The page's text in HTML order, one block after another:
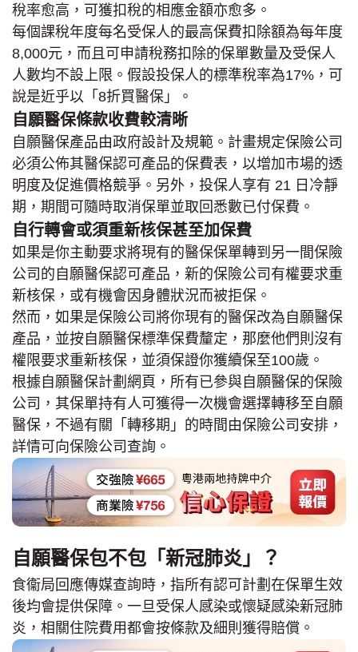
稅率愈高，可獲扣稅的相應金額亦愈多。
每個課稅年度每名受保人的最高保費扣除額為每年度
8,000元，而且可申請稅務扣除的保單數量及受保人
人數均不設上限。假設投保人的標準稅率為17%，可
說是近乎以「8折買醫保」。
自願醫保條款收費較清晰
自願醫保產品由政府設計及規範。計畫規定保險公司
必須公佈其醫保認可產品的保費表，以增加市場的透
明度及促進價格競爭。另外，投保人享有 21 日冷靜
期，期間可隨時取消保單並取回悉數已付保費。
自行轉會或須重新核保甚至加保費
如果是你主動要求將現有的醫保保單轉到另一間保險
公司的自願醫保認可產品，新的保險公司有權要求重
新核保，或有機會因身體狀況而被拒保。
然而，如果是保險公司將你現有的醫保改為自願醫保
產品，並按自願醫保標準保費釐定，那麼他們則沒有
權限要求重新核保，並須保證你獲續保至100歲。
根據自願醫保計劃網頁，所有已參與自願醫保的保險
公司，其保單持有人可獲得一次機會選擇轉移至自願
醫保，不過有關「轉移期」的時間由保險公司安排，
詳情可向保險公司查詢。
自願醫保包不包「新冠肺炎」？
食衞局回應傳媒查詢時，指所有認可計劃在保單生效
後均會提供保障。一旦受保人感染或懷疑感染新冠肺
炎，相關住院費用都會按條款及細則獲得賠償。